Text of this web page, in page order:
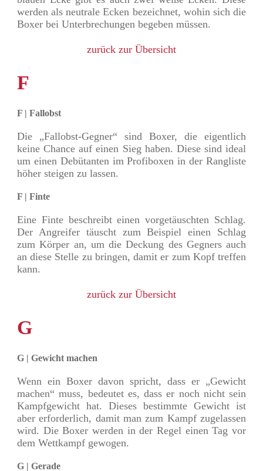
werden als neutrale Ecken bezeichnet, wohin sich die
Boxer bei Unterbrechungen begeben müssen.
zurück zur Übersicht
F
F | Fallobst
Die „Fallobst-Gegner“ sind Boxer, die eigentlich
keine Chance auf einen Sieg haben. Diese sind ideal
um einen Debütanten im Profiboxen in der Rangliste
höher steigen zu lassen.
F | Finte
Eine Finte beschreibt einen vorgetäuschten Schlag.
Der Angreifer täuscht zum Beispiel einen Schlag
zum Körper an, um die Deckung des Gegners auch
an diese Stelle zu bringen, damit er zum Kopf treffen
kann.
zurück zur Übersicht
G
G | Gewicht machen
Wenn ein Boxer davon spricht, dass er „Gewicht
machen“ muss, bedeutet es, dass er noch nicht sein
Kampfgewicht hat. Dieses bestimmte Gewicht ist
aber erforderlich, damit man zum Kampf zugelassen
wird. Die Boxer werden in der Regel einen Tag vor
dem Wettkampf gewogen.
G | Gerade